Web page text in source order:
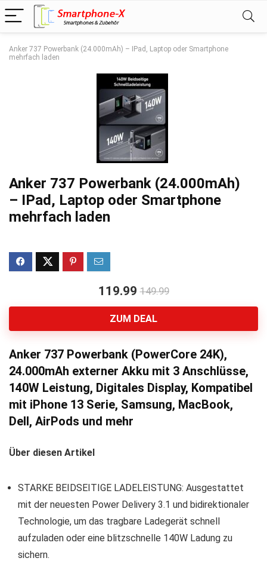
Anker 737 Powerbank (24.000mAh) – IPad, Laptop oder Smartphone
mehrfach laden
Anker 737 Powerbank (24.000mAh)
– IPad, Laptop oder Smartphone
mehrfach laden
119.99 149.99
ZUM DEAL
Anker 737 Powerbank (PowerCore 24K),
24.000mAh externer Akku mit 3 Anschlüsse,
140W Leistung, Digitales Display, Kompatibel
mit iPhone 13 Serie, Samsung, MacBook,
Dell, AirPods und mehr
Über diesen Artikel
STARKE BEIDSEITIGE LADELEISTUNG: Ausgestattet
mit der neuesten Power Delivery 3.1 und bidirektionaler
Technologie, um das tragbare Ladegerät schnell
aufzuladen oder eine blitzschnelle 140W Ladung zu
sichern.